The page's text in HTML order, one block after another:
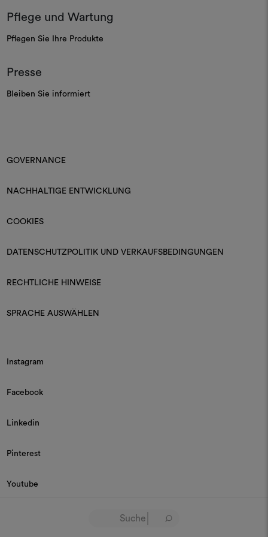
Pflege und Wartung
Pflegen Sie Ihre Produkte
Presse
Bleiben Sie informiert
GOVERNANCE
NACHHALTIGE ENTWICKLUNG
COOKIES
DATENSCHUTZPOLITIK UND VERKAUFSBEDINGUNGEN
RECHTLICHE HINWEISE
SPRACHE AUSWÄHLEN
Instagram
Facebook
Linkedin
Pinterest
Youtube
© 2026 Dedar P.IVA 03187590157